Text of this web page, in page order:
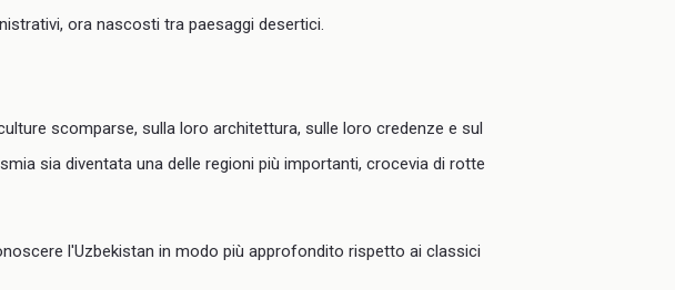
ora nascosti tra paesaggi desertici.
scomparse, sulla loro architettura, sulle loro credenze e sul
sia diventata una delle regioni più importanti, crocevia di rotte
l'Uzbekistan in modo più approfondito rispetto ai classici